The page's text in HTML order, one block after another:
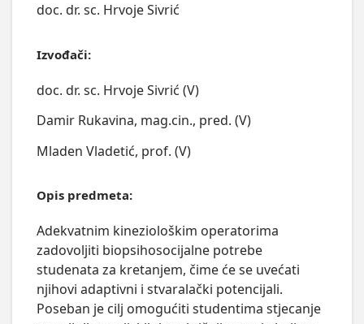
doc. dr. sc. Hrvoje Sivrić
Izvođači:
doc. dr. sc. Hrvoje Sivrić (V)
Damir Rukavina, mag.cin., pred. (V)
Mladen Vladetić, prof. (V)
Opis predmeta:
Adekvatnim kineziološkim operatorima
zadovoljiti biopsihosocijalne potrebe
studenata za kretanjem, čime će se uvećati
njihovi adaptivni i stvaralački potencijali.
Poseban je cilj omogućiti studentima stjecanje